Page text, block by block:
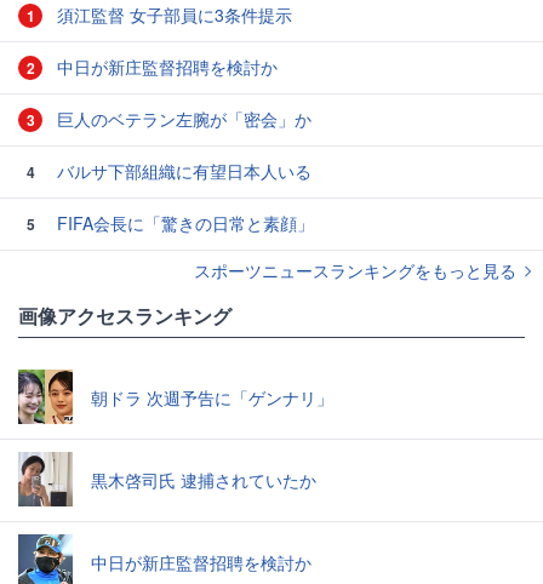
1 須江監督 女子部員に3条件提示
2 中日が新庄監督招聘を検討か
3 巨人のベテラン左腕が「密会」か
4 バルサ下部組織に有望日本人いる
5
FIFA会長に「驚きの日常と素顔」
スポーツニュースランキングをもっと見る
画像アクセスランキング
朝ドラ 次週予告に「ゲンナリ」
黒木啓司氏 逮捕されていたか
中日が新庄監督招聘を検討か